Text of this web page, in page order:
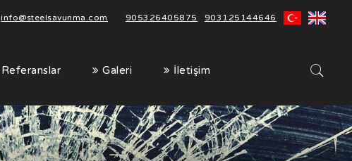
info@steelsavunma.com 905326405875 903125144646
Referanslar Galeri İletişim